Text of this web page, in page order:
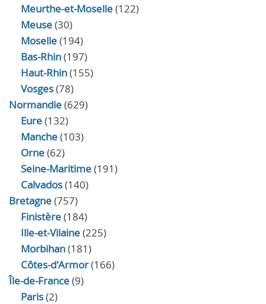
Meurthe-et-Moselle(122)
Meuse(30)
Moselle(194)
Bas-Rhin(197)
Haut-Rhin(155)
Vosges(78)
Normandie(629)
Eure(132)
Manche(103)
Orne(62)
Seine-Maritime(191)
Calvados(140)
Bretagne(757)
Finistère(184)
Ille-et-Vilaine(225)
Morbihan(181)
Côtes-d'Armor(166)
Île-de-France(9)
Paris(2)